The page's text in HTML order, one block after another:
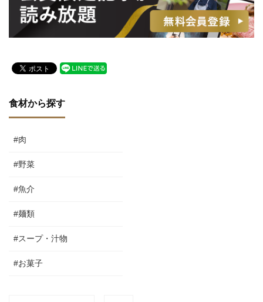
食材から探す
#肉
#野菜
#魚介
#麺類
#スープ・汁物
#お菓子